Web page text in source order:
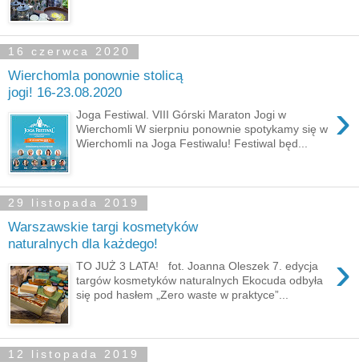
16 czerwca 2020
Wierchomla ponownie stolicą
jogi! 16-23.08.2020
›
Joga Festiwal. VIII Górski Maraton Jogi w
Wierchomli W sierpniu ponownie spotykamy się w
Wierchomli na Joga Festiwalu! Festiwal będ...
29 listopada 2019
Warszawskie targi kosmetyków
naturalnych dla każdego!
›
TO JUŻ 3 LATA! fot. Joanna Oleszek 7. edycja
targów kosmetyków naturalnych Ekocuda odbyła
się pod hasłem „Zero waste w praktyce”...
12 listopada 2019